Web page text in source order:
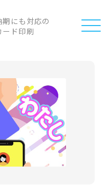
にも対応の
ド印刷